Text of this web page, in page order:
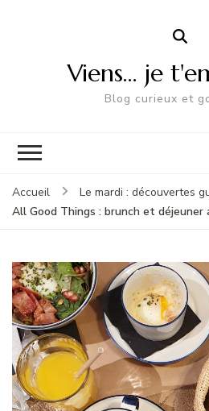
Viens… je
Blog curieux et
Accueil
Le mardi : découvertes
All Good Things : brunch et déjeuner